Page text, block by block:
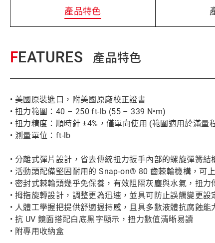
產品特色
FEATURES 產品特色
• 美國原裝進口，附美國原廠校正證書
• 扭力範圍：40 – 250 ft-lb (55 – 339 N•m)
• 扭力精度：順時針 ±4%，僅單向使用 (範圍適用於滿量
• 測量單位：ft-lb
• 分離式彈片設計，省去傳統扭力扳手內部的螺旋彈簧
• 活動頭配備堅固耐用的 Snap-on® 80 齒棘輪機構，可
• 密封式棘輪頭幾乎免保養，有效阻隔灰塵與水氣，扭
• 拇指旋轉設計，調整更為迅速，並具可防止誤觸變更設
• 人體工學握把提供舒適握持感，且具多數液體抗腐蝕能
• 抗 UV 鏡面搭配白底黑字顯示，扭力數值清晰易讀
• 附專用收納盒